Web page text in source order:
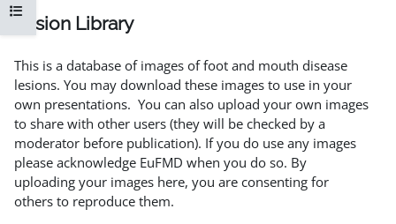
Otwórz indeks kursu
Lesion Library
This is a database of images of foot and mouth disease
lesions. You may download these images to use in your
own presentations. You can also upload your own images
to share with other users (they will be checked by a
moderator before publication). If you do use any images
please acknowledge EuFMD when you do so. By
uploading your images here, you are consenting for
others to reproduce them.